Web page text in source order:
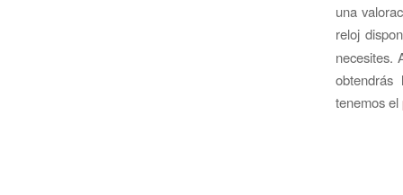
una
reloj
necesites.
obtendrás
tenemos el